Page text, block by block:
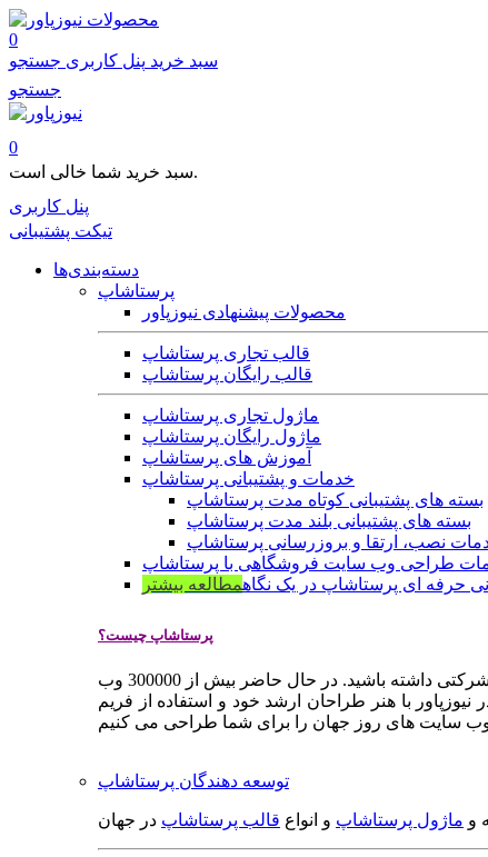
محصولات
0
سبد خرید پنل کاربری جستجو
جستجو
0
سبد خرید شما خالی است.
پنل کاربری
تیکت پشتیبانی
دسته‌بندی‌ها
پرستاشاپ
محصولات پیشنهادی نیوزپاور
قالب تجاری پرستاشاپ
قالب رایگان پرستاشاپ
ماژول تجاری پرستاشاپ
ماژول رایگان پرستاشاپ
آموزش های پرستاشاپ
خدمات و پشتیبانی پرستاشاپ
بسته های پشتیبانی کوتاه مدت پرستاشاپ
بسته های پشتیبانی بلند مدت پرستاشاپ
نصب، ارتقا و بروزرسانی پرستاشاپ
طراحی وب سایت فروشگاهی با پرستاشاپ
حرفه ای پرستاشاپ در یک نگاهمطالعه بیشتر
پرستاشاپ چیست؟
پرستاشاپ یک سیستم مدیریت وب سایت / فروشگاه آنلاین اپن سورس است که به شما کمک می کند به سرعت یک وب سایت فروشگاهی / شرکتی داشته باشید. در حال حاضر بیش از 300000 وب
با هنر طراحان ارشد خود و استفاده از فریم
توسعه دهندگان پرستاشاپ
و ماژول پرستاشاپ و انواع قالب پرستاشاپ در جهان